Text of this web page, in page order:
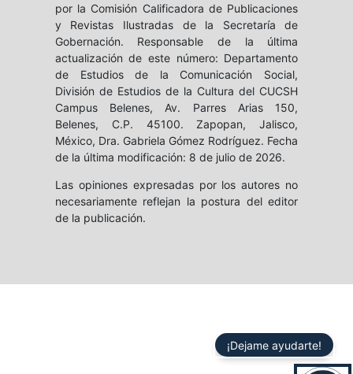
por la Comisión Calificadora de Publicaciones
y Revistas Ilustradas de la Secretaría de
Gobernación. Responsable de la última
actualización de este número: Departamento
de Estudios de la Comunicación Social,
División de Estudios de la Cultura del CUCSH
Campus Belenes, Av. Parres Arias 150,
Belenes, C.P. 45100. Zapopan, Jalisco,
México, Dra. Gabriela Gómez Rodríguez. Fecha
de la última modificación: 8 de julio de 2026.
Las opiniones expresadas por los autores no
necesariamente reflejan la postura del editor
de la publicación.
¡Dejame ayudarte!